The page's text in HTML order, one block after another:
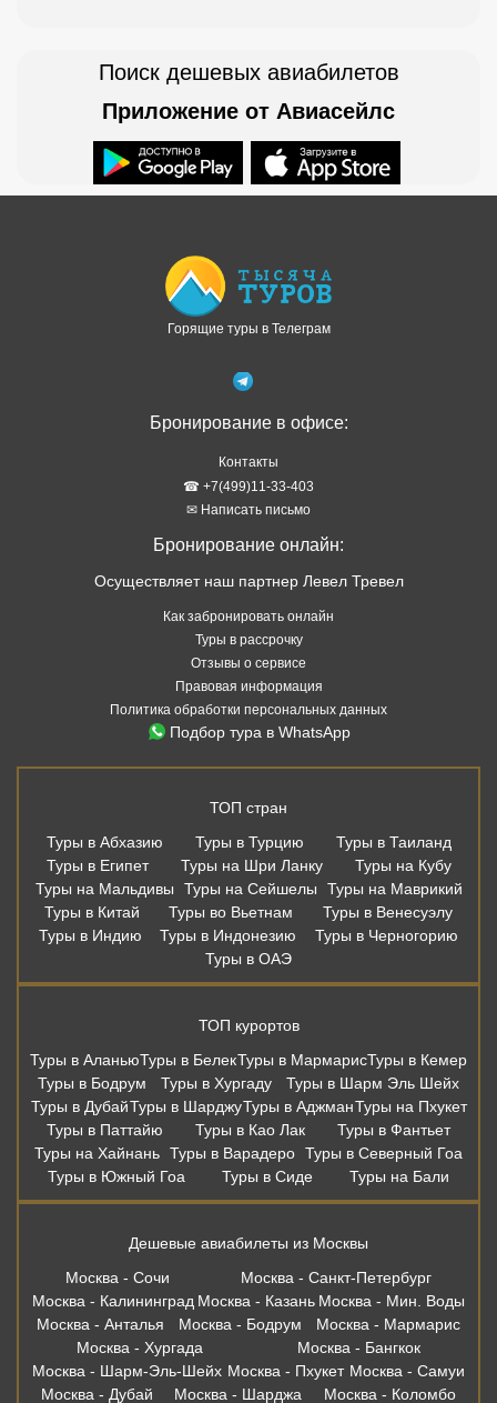
Поиск дешевых авиабилетов
Приложение от Авиасейлс
Горящие туры в Телеграм
Бронирование в офисе:
Контакты
☎ +7(499)11-33-403
✉ Написать письмо
Бронирование онлайн:
Осуществляет наш партнер Левел Тревел
Как забронировать онлайн
Туры в рассрочку
Отзывы о сервисе
Правовая информация
Политика обработки персональных данных
Подбор тура в WhatsApp
ТОП стран
Туры в Абхазию
Туры в Турцию
Туры в Таиланд
Туры в Египет
Туры на Шри Ланку
Туры на Кубу
Туры на Мальдивы
Туры на Сейшелы
Туры на Маврикий
Туры в Китай
Туры во Вьетнам
Туры в Венесуэлу
Туры в Индию
Туры в Индонезию
Туры в Черногорию
Туры в ОАЭ
ТОП курортов
Туры в АланьюТуры в БелекТуры в МармарисТуры в Кемер
Туры в Бодрум
Туры в Хургаду
Туры в Шарм Эль Шейх
Туры в ДубайТуры в ШарджуТуры в АджманТуры на Пхукет
Туры в Паттайю
Туры в Као Лак
Туры в Фантьет
Туры на Хайнань Туры в Варадеро Туры в Северный Гоа
Туры в Южный Гоа
Туры в Сиде Туры на Бали
Дешевые авиабилеты из Москвы
Москва - Сочи
Москва - Санкт-Петербург
Москва - Калининград Москва - Казань Москва - Мин. Воды
Москва - Анталья
Москва - Бодрум
Москва - Мармарис
Москва - Хургада
Москва - Бангкок
Москва - Шарм-Эль-Шейх Москва - Пхукет Москва - Самуи
Москва - Дубай
Москва - Шарджа Москва - Коломбо